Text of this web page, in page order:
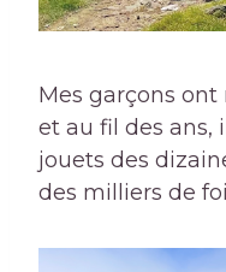
Mes garçons ont
et au fil des ans,
jouets des
des milliers de